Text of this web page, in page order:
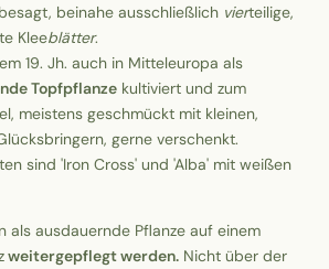
beinahe ausschließlich vierteilige,
Kleeblätter.
19. Jh. auch in Mitteleuropa als
Topfpflanze kultiviert und zum
meistens geschmückt mit kleinen,
gerne verschenkt.
sind 'Iron Cross' und 'Alba' mit weißen
als ausdauernde Pflanze auf einem
weitergepflegt werden. Nicht über der